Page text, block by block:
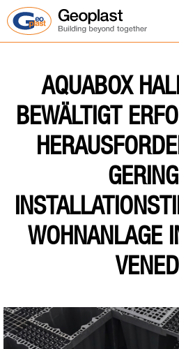
AQUABOX
BEWÄLTIGT
WOHNANLAGE